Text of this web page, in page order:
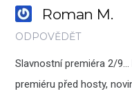
Roman M.
ODPOVĚDĚT
Slavnostní premiéra 2/
premiéru před hosty,